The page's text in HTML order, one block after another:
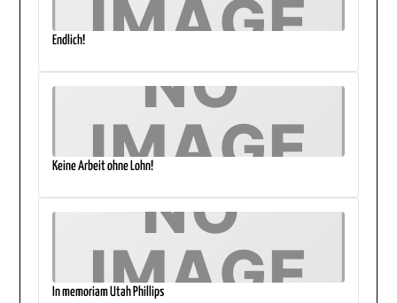
Endlich!
Keine Arbeit ohne Lohn!
In memoriam Utah Phillips